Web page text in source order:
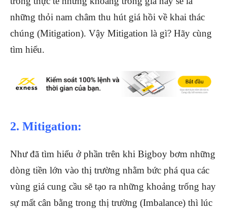
những thỏi nam châm thu hút giá hồi về khai thác
chúng (Mitigation). Vậy Mitigation là gì? Hãy cùng
tìm hiểu.
2. Mitigation:
Như đã tìm hiểu ở phần trên khi Bigboy bơm những
dòng tiền lớn vào thị trường nhằm bức phá qua các
vùng giá cung cầu sẽ tạo ra những khoảng trống hay
sự mất cân bằng trong thị trường (Imbalance) thì lúc